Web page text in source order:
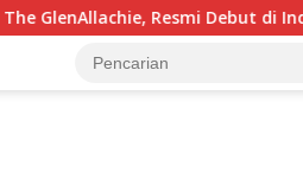
Resmi Debut di Indonesia